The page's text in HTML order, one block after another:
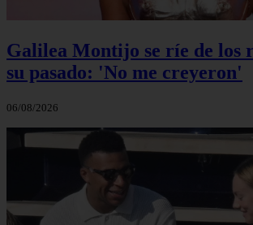
Galilea Montijo se ríe de los
su pasado: 'No me creyeron'
06/08/2026